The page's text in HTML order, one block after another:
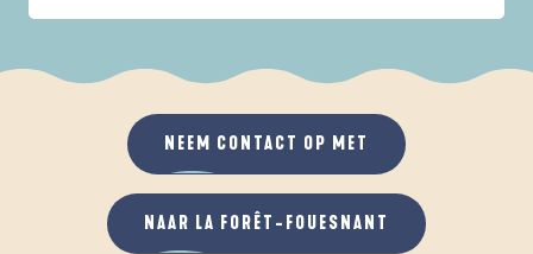
ALS HET REGENT
IN DE FRISSE LUCHT
NEEM CONTACT OP MET
NAAR LA FORÊT-FOUESNANT